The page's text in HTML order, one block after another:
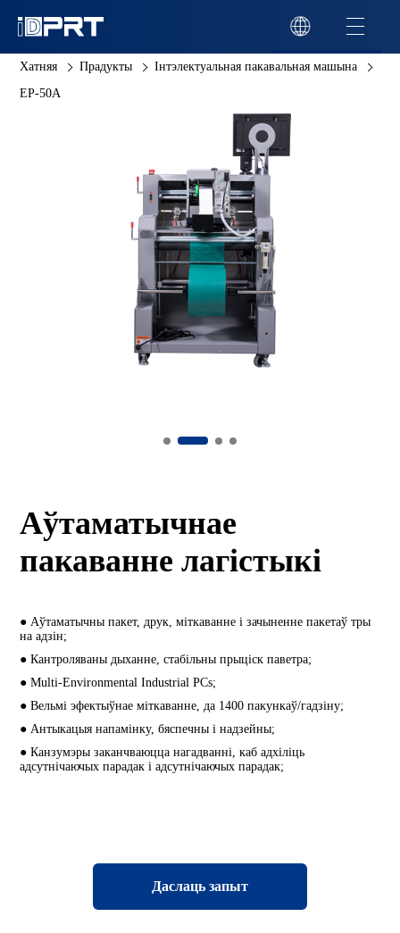
Хатняя Прадукты
Інтэлектуальная пакавальная машына
EP-50A
Аўтаматычнае
пакаванне лагістыкі
● Аўтаматычны пакет, друк, міткаванне і зачыненне пакетаў тры
на адзін;
● Кантроляваны дыханне, стабільны прыціск паветра;
● Multi-Environmental Industrial PCs;
● Вельмі эфектыўнае міткаванне, да 1400 пакункаў/гадзіну;
● Антыкацыя напамінку, бяспечны і надзейны;
● Канзумэры заканчваюцца нагадванні, каб адхіліць
адсутнічаючых парадак і адсутнічаючых парадак;
Даслаць запыт